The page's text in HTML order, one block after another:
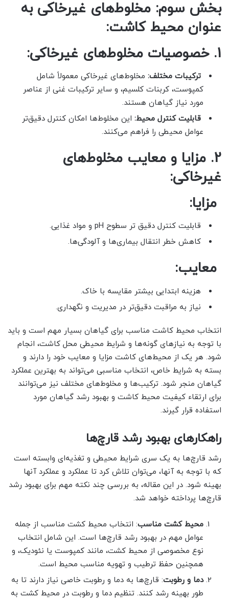
بخش سوم: مخلوط‌های غیرخاکی به
عنوان محیط کاشت:
1. خصوصیات مخلوط‌های غیرخاکی:
ترکیبات مختلف: مخلوط‌های غیرخاکی معمولاً شامل
کمپوست، کربنات کلسیم، و سایر ترکیبات غنی از عناصر
مورد نیاز گیاهان هستند.
قابلیت کنترل محیط: این مخلوط‌ها امکان کنترل دقیق‌تر
عوامل محیطی را فراهم می‌کنند.
2. مزایا و معایب مخلوط‌های
غیرخاکی:
مزایا:
قابلیت کنترل دقیق تر سطوح pH و مواد غذایی.
کاهش خطر انتقال بیماری‌ها و آلودگی‌ها.
معایب:
هزینه ابتدایی بیشتر مقایسه با خاک.
نیاز به مراقبت دقیق‌تر در مدیریت و نگهداری.
انتخاب محیط کاشت مناسب برای گیاهان بسیار مهم است و باید
با توجه به نیازهای گونه‌ها و شرایط محیطی محل کاشت، انجام
شود. هر یک از محیط‌های کاشت مزایا و معایب خود را دارند و
بسته به شرایط خاص، انتخاب مناسبی می‌تواند به بهترین عملکرد
گیاهان منجر شود. ترکیب‌ها و مخلوط‌های مختلف نیز می‌توانند
برای ارتقاء کیفیت محیط کاشت و بهبود رشد گیاهان مورد
استفاده قرار گیرند.
راهکارهای بهبود رشد قارچ‌ها
رشد قارچ‌ها به یک سری شرایط محیطی و تغذیه‌ای وابسته است
که با توجه به آنها، می‌توان تلاش کرد تا عملکرد و عملکرد آنها
بهینه شود. در این مقاله، به بررسی چند نکته مهم برای بهبود رشد
قارچ‌ها پرداخته خواهد شد.
محیط کشت مناسب: انتخاب محیط کشت مناسب از جمله
عوامل مهم در بهبود رشد قارچ‌ها است. این شامل انتخاب
نوع مخصوصی از محیط کشت، مانند کمپوست یا نئودیک، و
همچنین حفظ ترطیب و تهویه مناسب محیط است.
دما و رطوبت: قارچ‌ها به دما و رطوبت خاصی نیاز دارند تا به
طور بهینه رشد کنند. تنظیم دما و رطوبت در محیط کشت به